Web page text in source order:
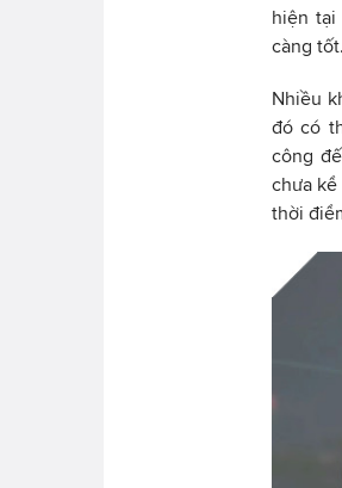
hiện tại
càng tốt.
Nhiều
đó có
công
chưa
thời